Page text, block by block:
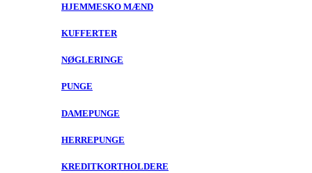
HJEMMESKO MÆND
KUFFERTER
NØGLERINGE
PUNGE
DAMEPUNGE
HERREPUNGE
KREDITKORTHOLDERE